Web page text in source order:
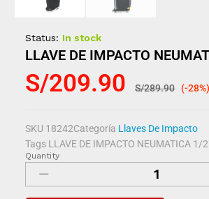
Status: In stock
LLAVE DE IMPACTO
S/209.90 S/289.90 (-28%)
SKU 18242Categoría Llaves De Impacto
Tags LLAVE DE IMPACTO NEUMATICA 1/
Quantity